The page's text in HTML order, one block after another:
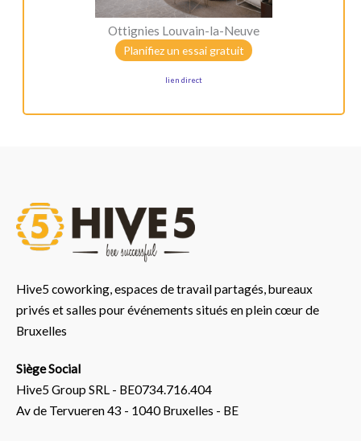
Ottignies Louvain-la-Neuve
Planifiez un essai gratuit
lien direct
Hive5 coworking, espaces de travail partagés, bureaux
privés et salles pour événements situés en plein cœur de
Bruxelles
Siège Social
Hive5 Group SRL - BE0734.716.404
Av de Tervueren 43 - 1040 Bruxelles - BE